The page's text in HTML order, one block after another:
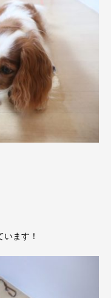
ます！